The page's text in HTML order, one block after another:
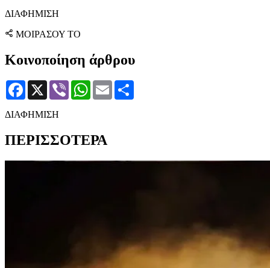
ΔΙΑΦΗΜΙΣΗ
ΜΟΙΡΑΣΟΥ ΤΟ
Κοινοποίηση άρθρου
Facebook
X Viber WhatsApp
Email
ΔΙΑΦΗΜΙΣΗ
ΠΕΡΙΣΣΟΤΕΡΑ